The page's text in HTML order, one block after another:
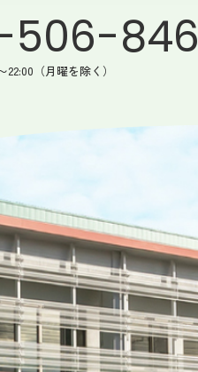
506-846
22:00（月曜を除く）